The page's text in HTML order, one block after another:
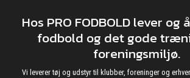
Hos PRO FODBOLD lever
fodbold og det gode
foreningsmiljø.
Vi leverer tøj og udstyr til klubber, foreninger og